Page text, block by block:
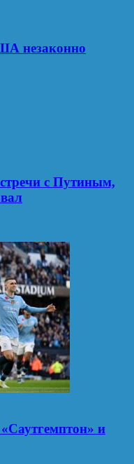
незаконно
с Путиным,
и